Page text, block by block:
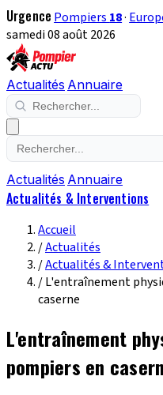
Urgence Pompiers 18·
samedi 08 août 2026
Actualités Annuaire
Actualités Annuaire
Actualités & Interventions
Accueil
/Actualités
/Actualités &
/L'entraînement
caserne
L'entraînement
pompiers en